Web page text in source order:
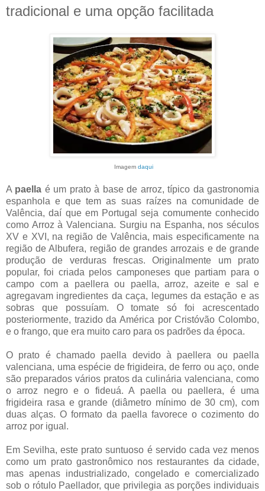
tradicional e uma opção facilitada
Imagem daqui
A paella é um prato à base de arroz, típico da gastronomia
espanhola e que tem as suas raízes na comunidade de
Valência, daí que em Portugal seja comumente conhecido
como Arroz à Valenciana. Surgiu na Espanha, nos séculos
XV e XVI, na região de Valência, mais especificamente na
região de Albufera, região de grandes arrozais e de grande
produção de verduras frescas. Originalmente um prato
popular, foi criada pelos camponeses que partiam para o
campo com a paellera ou paella, arroz, azeite e sal e
agregavam ingredientes da caça, legumes da estação e as
sobras que possuíam. O tomate só foi acrescentado
posteriormente, trazido da América por Cristóvão Colombo,
e o frango, que era muito caro para os padrões da época.
O prato é chamado paella devido à paellera ou paella
valenciana, uma espécie de frigideira, de ferro ou aço, onde
são preparados vários pratos da culinária valenciana, como
o arroz negro e o fideuá. A paella ou paellera, é uma
frigideira rasa e grande (diâmetro mínimo de 30 cm), com
duas alças. O formato da paella favorece o cozimento do
arroz por igual.
Em Sevilha, este prato suntuoso é servido cada vez menos
como um prato gastronômico nos restaurantes da cidade,
mas apenas industrializado, congelado e comercializado
sob o rótulo Paellador, que privilegia as porções individuais